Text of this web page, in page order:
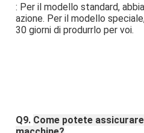
: Per il modello standard,
azione. Per il modello
30 giorni di produrrlo per voi.
Q9. Come potete